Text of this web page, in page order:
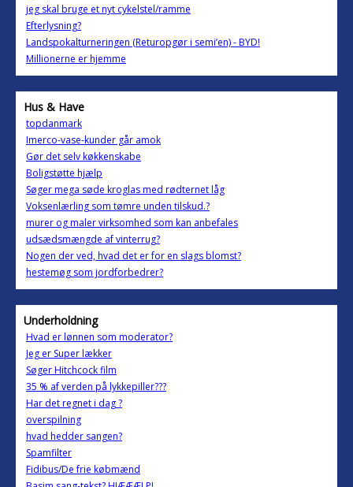
jeg skal bruge et nyt cykelstel/ramme
Efterlysning?
Landspokalturneringen (Returopgør i semi’en) - BYD!
Millionerne er hjemme
Hus & Have
topdanmark
Imerco-vase-kunder går amok
Gør det selv køkkenskabe
Boligstøtte hjælp
Søger mega søde kroglas med rødternet låg
Voksenlærling som tømre unden tilskud.?
murer og maler virksomhed som kan anbefales
udsædsmængde af vinterrug?
Nogen der ved, hvad det er for en slags blomst?
hestemøg som jordforbedrer?
Underholdning
Hvad er lønnen som moderator?
Jeg er Super lækker
Søger Hitchcock film
35 % af verden på lykkepiller???
Har det regnet i dag ?
overspilning
hvad hedder sangen?
Spamfilter
Fidibus/De frie købmænd